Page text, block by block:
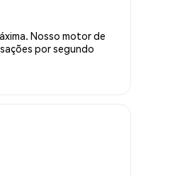
Nosso motor de
por segundo